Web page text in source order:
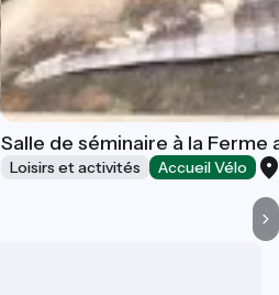
Salle de séminaire à la Ferme
Loisirs et activités Accueil Vélo